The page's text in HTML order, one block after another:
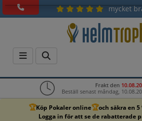
mycket
Frakt den
Beställ senast måndag,
🏆Köp Pokaler online🏆och säkra en
Logga in för att se de rabatterade